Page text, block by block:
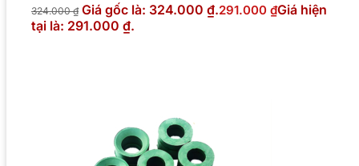
324.000₫ Giá gốc là: 324.000 ₫.291.000 ₫Giá hiện
tại là: 291.000 ₫.